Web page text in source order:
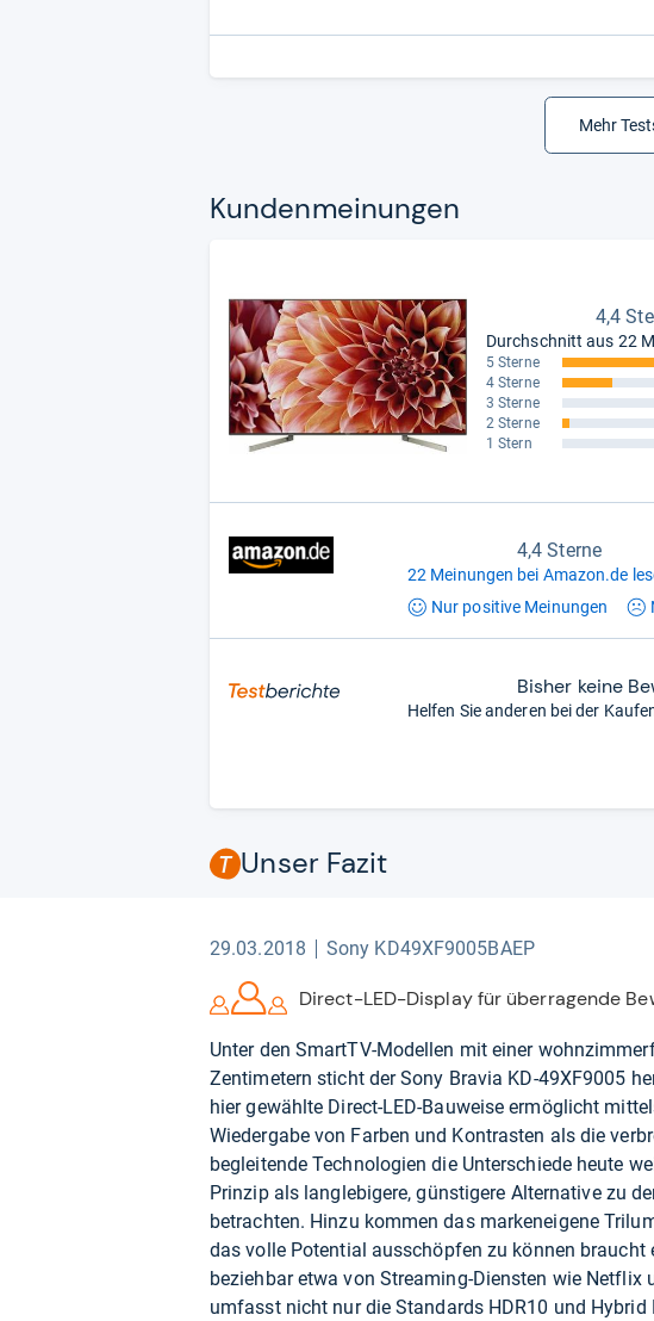
Mehr
Kun­den­mei­nun­gen
4,4
Durchschnitt aus 22
5 Sterne
4 Sterne
3 Sterne
2 Sterne
1 Stern
4,4 Sterne
22 Meinungen bei Amazon.de
Nur positive Meinungen
Bisher keine
Helfen Sie anderen bei der
Unser Fazit
29.03.2018 Sony KD49XF9005BAEP
Direct-LED-Display für überragende
Unter den SmartTV-Modellen mit einer
Zentimetern sticht der Sony Bravia KD-49XF9005
hier gewählte Direct-LED-Bauweise ermöglicht
Wiedergabe von Farben und Kontrasten als die
begleitende Technologien die Unterschiede heute
Prinzip als langlebigere, günstigere Alternative zu
betrachten. Hinzu kommen das markeneigene
das volle Potential ausschöpfen zu können braucht
beziehbar etwa von Streaming-Diensten wie
umfasst nicht nur die Standards HDR10 und